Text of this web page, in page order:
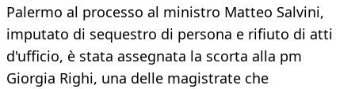
Palermo al processo al ministro Matteo Salvini,
imputato di sequestro di persona e rifiuto di atti
d'ufficio, è stata assegnata la scorta alla pm
Giorgia Righi, una delle magistrate che